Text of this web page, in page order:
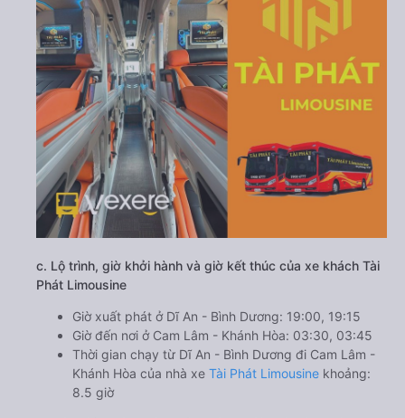
c. Lộ trình, giờ khởi hành và giờ kết thúc của xe khách Tài
Phát Limousine
Giờ xuất phát ở Dĩ An - Bình Dương: 19:00, 19:15
Giờ đến nơi ở Cam Lâm - Khánh Hòa: 03:30, 03:45
Thời gian chạy từ Dĩ An - Bình Dương đi Cam Lâm -
Khánh Hòa của nhà xe Tài Phát Limousine khoảng:
8.5 giờ